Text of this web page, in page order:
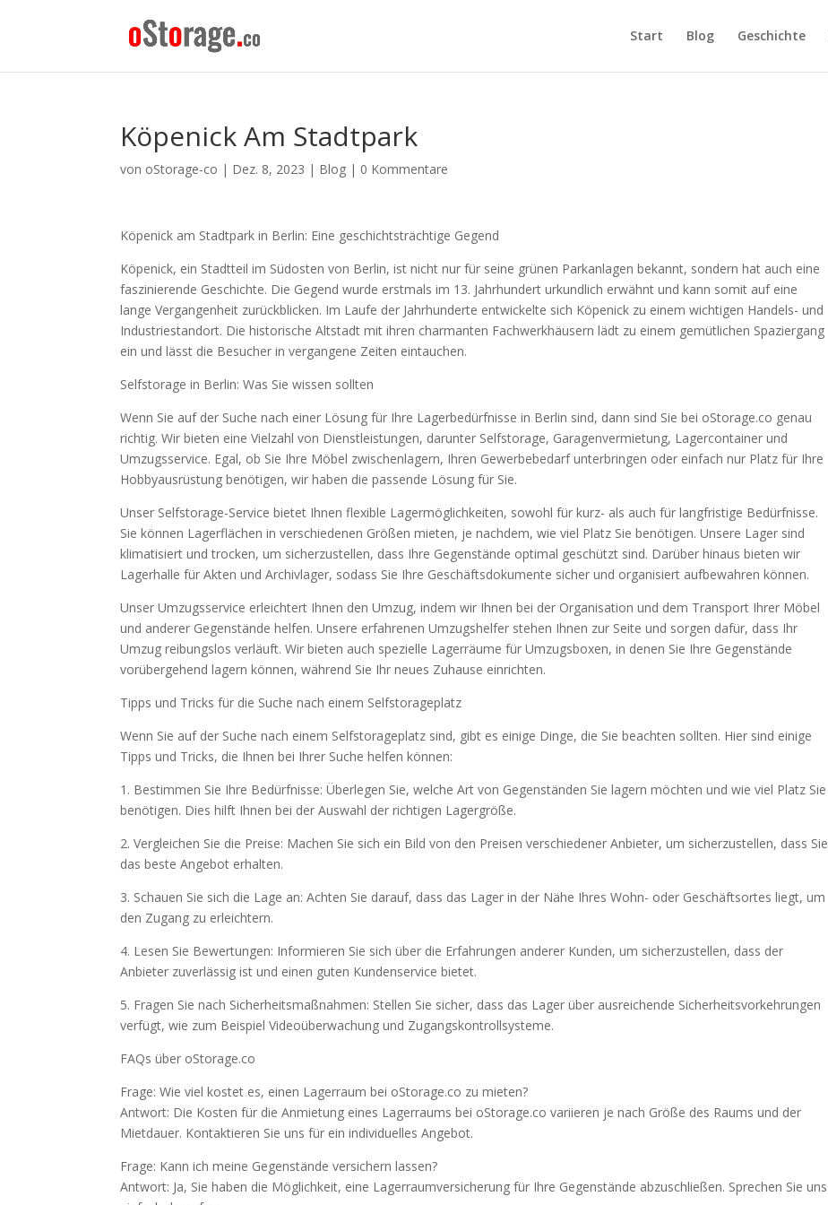
Start Blog Geschichte
Köpenick Am Stadtpark
von oStorage-co | Dez. 8, 2023 | Blog | 0 Kommentare
Köpenick am Stadtpark in Berlin: Eine geschichtsträchtige Gegend
Köpenick, ein Stadtteil im Südosten von Berlin, ist nicht nur für seine grünen Parkanlagen bekannt, sondern hat auch eine
faszinierende Geschichte. Die Gegend wurde erstmals im 13. Jahrhundert urkundlich erwähnt und kann somit auf eine
lange Vergangenheit zurückblicken. Im Laufe der Jahrhunderte entwickelte sich Köpenick zu einem wichtigen Handels- und
Industriestandort. Die historische Altstadt mit ihren charmanten Fachwerkhäusern lädt zu einem gemütlichen Spaziergang
ein und lässt die Besucher in vergangene Zeiten eintauchen.
Selfstorage in Berlin: Was Sie wissen sollten
Wenn Sie auf der Suche nach einer Lösung für Ihre Lagerbedürfnisse in Berlin sind, dann sind Sie bei oStorage.co genau
richtig. Wir bieten eine Vielzahl von Dienstleistungen, darunter Selfstorage, Garagenvermietung, Lagercontainer und
Umzugsservice. Egal, ob Sie Ihre Möbel zwischenlagern, Ihren Gewerbebedarf unterbringen oder einfach nur Platz für Ihre
Hobbyausrüstung benötigen, wir haben die passende Lösung für Sie.
Unser Selfstorage-Service bietet Ihnen flexible Lagermöglichkeiten, sowohl für kurz- als auch für langfristige Bedürfnisse.
Sie können Lagerflächen in verschiedenen Größen mieten, je nachdem, wie viel Platz Sie benötigen. Unsere Lager sind
klimatisiert und trocken, um sicherzustellen, dass Ihre Gegenstände optimal geschützt sind. Darüber hinaus bieten wir
Lagerhalle für Akten und Archivlager, sodass Sie Ihre Geschäftsdokumente sicher und organisiert aufbewahren können.
Unser Umzugsservice erleichtert Ihnen den Umzug, indem wir Ihnen bei der Organisation und dem Transport Ihrer Möbel
und anderer Gegenstände helfen. Unsere erfahrenen Umzugshelfer stehen Ihnen zur Seite und sorgen dafür, dass Ihr
Umzug reibungslos verläuft. Wir bieten auch spezielle Lagerräume für Umzugsboxen, in denen Sie Ihre Gegenstände
vorübergehend lagern können, während Sie Ihr neues Zuhause einrichten.
Tipps und Tricks für die Suche nach einem Selfstorageplatz
Wenn Sie auf der Suche nach einem Selfstorageplatz sind, gibt es einige Dinge, die Sie beachten sollten. Hier sind einige
Tipps und Tricks, die Ihnen bei Ihrer Suche helfen können:
1. Bestimmen Sie Ihre Bedürfnisse: Überlegen Sie, welche Art von Gegenständen Sie lagern möchten und wie viel Platz Sie
benötigen. Dies hilft Ihnen bei der Auswahl der richtigen Lagergröße.
2. Vergleichen Sie die Preise: Machen Sie sich ein Bild von den Preisen verschiedener Anbieter, um sicherzustellen, dass Sie
das beste Angebot erhalten.
3. Schauen Sie sich die Lage an: Achten Sie darauf, dass das Lager in der Nähe Ihres Wohn- oder Geschäftsortes liegt, um
den Zugang zu erleichtern.
4. Lesen Sie Bewertungen: Informieren Sie sich über die Erfahrungen anderer Kunden, um sicherzustellen, dass der
Anbieter zuverlässig ist und einen guten Kundenservice bietet.
5. Fragen Sie nach Sicherheitsmaßnahmen: Stellen Sie sicher, dass das Lager über ausreichende Sicherheitsvorkehrungen
verfügt, wie zum Beispiel Videoüberwachung und Zugangskontrollsysteme.
FAQs über oStorage.co
Frage: Wie viel kostet es, einen Lagerraum bei oStorage.co zu mieten?
Antwort: Die Kosten für die Anmietung eines Lagerraums bei oStorage.co variieren je nach Größe des Raums und der
Mietdauer. Kontaktieren Sie uns für ein individuelles Angebot.
Frage: Kann ich meine Gegenstände versichern lassen?
Antwort: Ja, Sie haben die Möglichkeit, eine Lagerraumversicherung für Ihre Gegenstände abzuschließen. Sprechen Sie uns